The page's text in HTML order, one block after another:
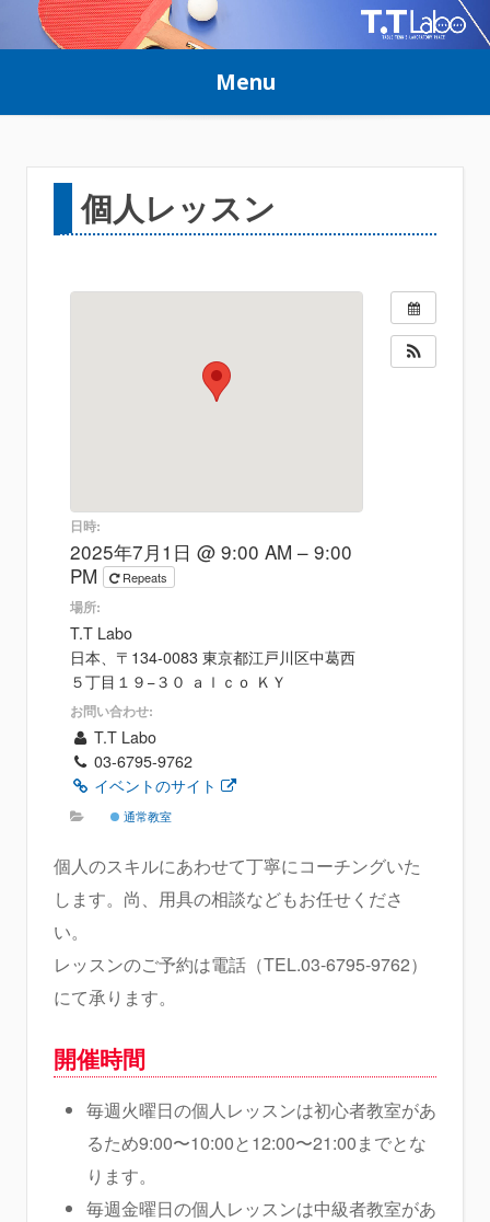
to
Menu
個人レッスン
日時:
2025年7月1日 @ 9:00 AM – 9:00
PM
Repeats
場所:
T.T Labo
日本、〒134-0083 東京都江戸川区中葛西
５丁目１９−３０ ａｌｃｏ ＫＹ
お問い合わせ:
T.T Labo
03-6795-9762
イベントのサイト
通常教室
個人のスキルにあわせて丁寧にコーチングいた
します。尚、用具の相談などもお任せくださ
い。
レッスンのご予約は電話（TEL.03-6795-9762）
にて承ります。
開催時間
毎週火曜日の個人レッスンは初心者教室があ
るため9:00〜10:00と12:00〜21:00までとな
ります。
毎週金曜日の個人レッスンは中級者教室があ